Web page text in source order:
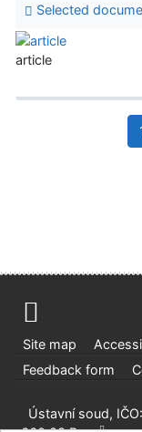
Selected
article
Site map
Feedback form
Ústavní soud,